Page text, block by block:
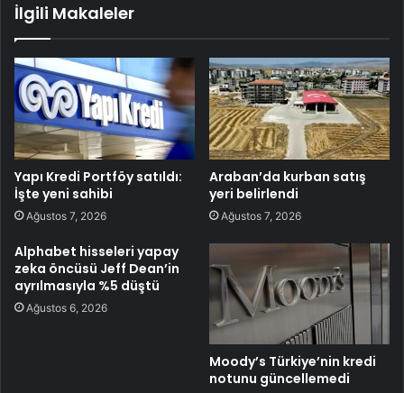
İlgili Makaleler
Yapı Kredi Portföy satıldı:
İşte yeni sahibi
Ağustos 7, 2026
Araban’da kurban satış
yeri belirlendi
Ağustos 7, 2026
Alphabet hisseleri yapay
zeka öncüsü Jeff Dean’in
ayrılmasıyla %5 düştü
Ağustos 6, 2026
Moody’s Türkiye’nin kredi
notunu güncellemedi